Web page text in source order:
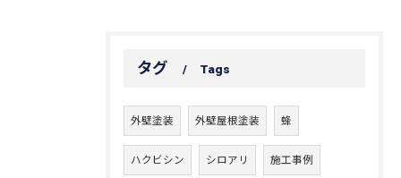
タグ Tags
外壁塗装 外壁屋根塗装 蜂
ハクビシン シロアリ 施工事例